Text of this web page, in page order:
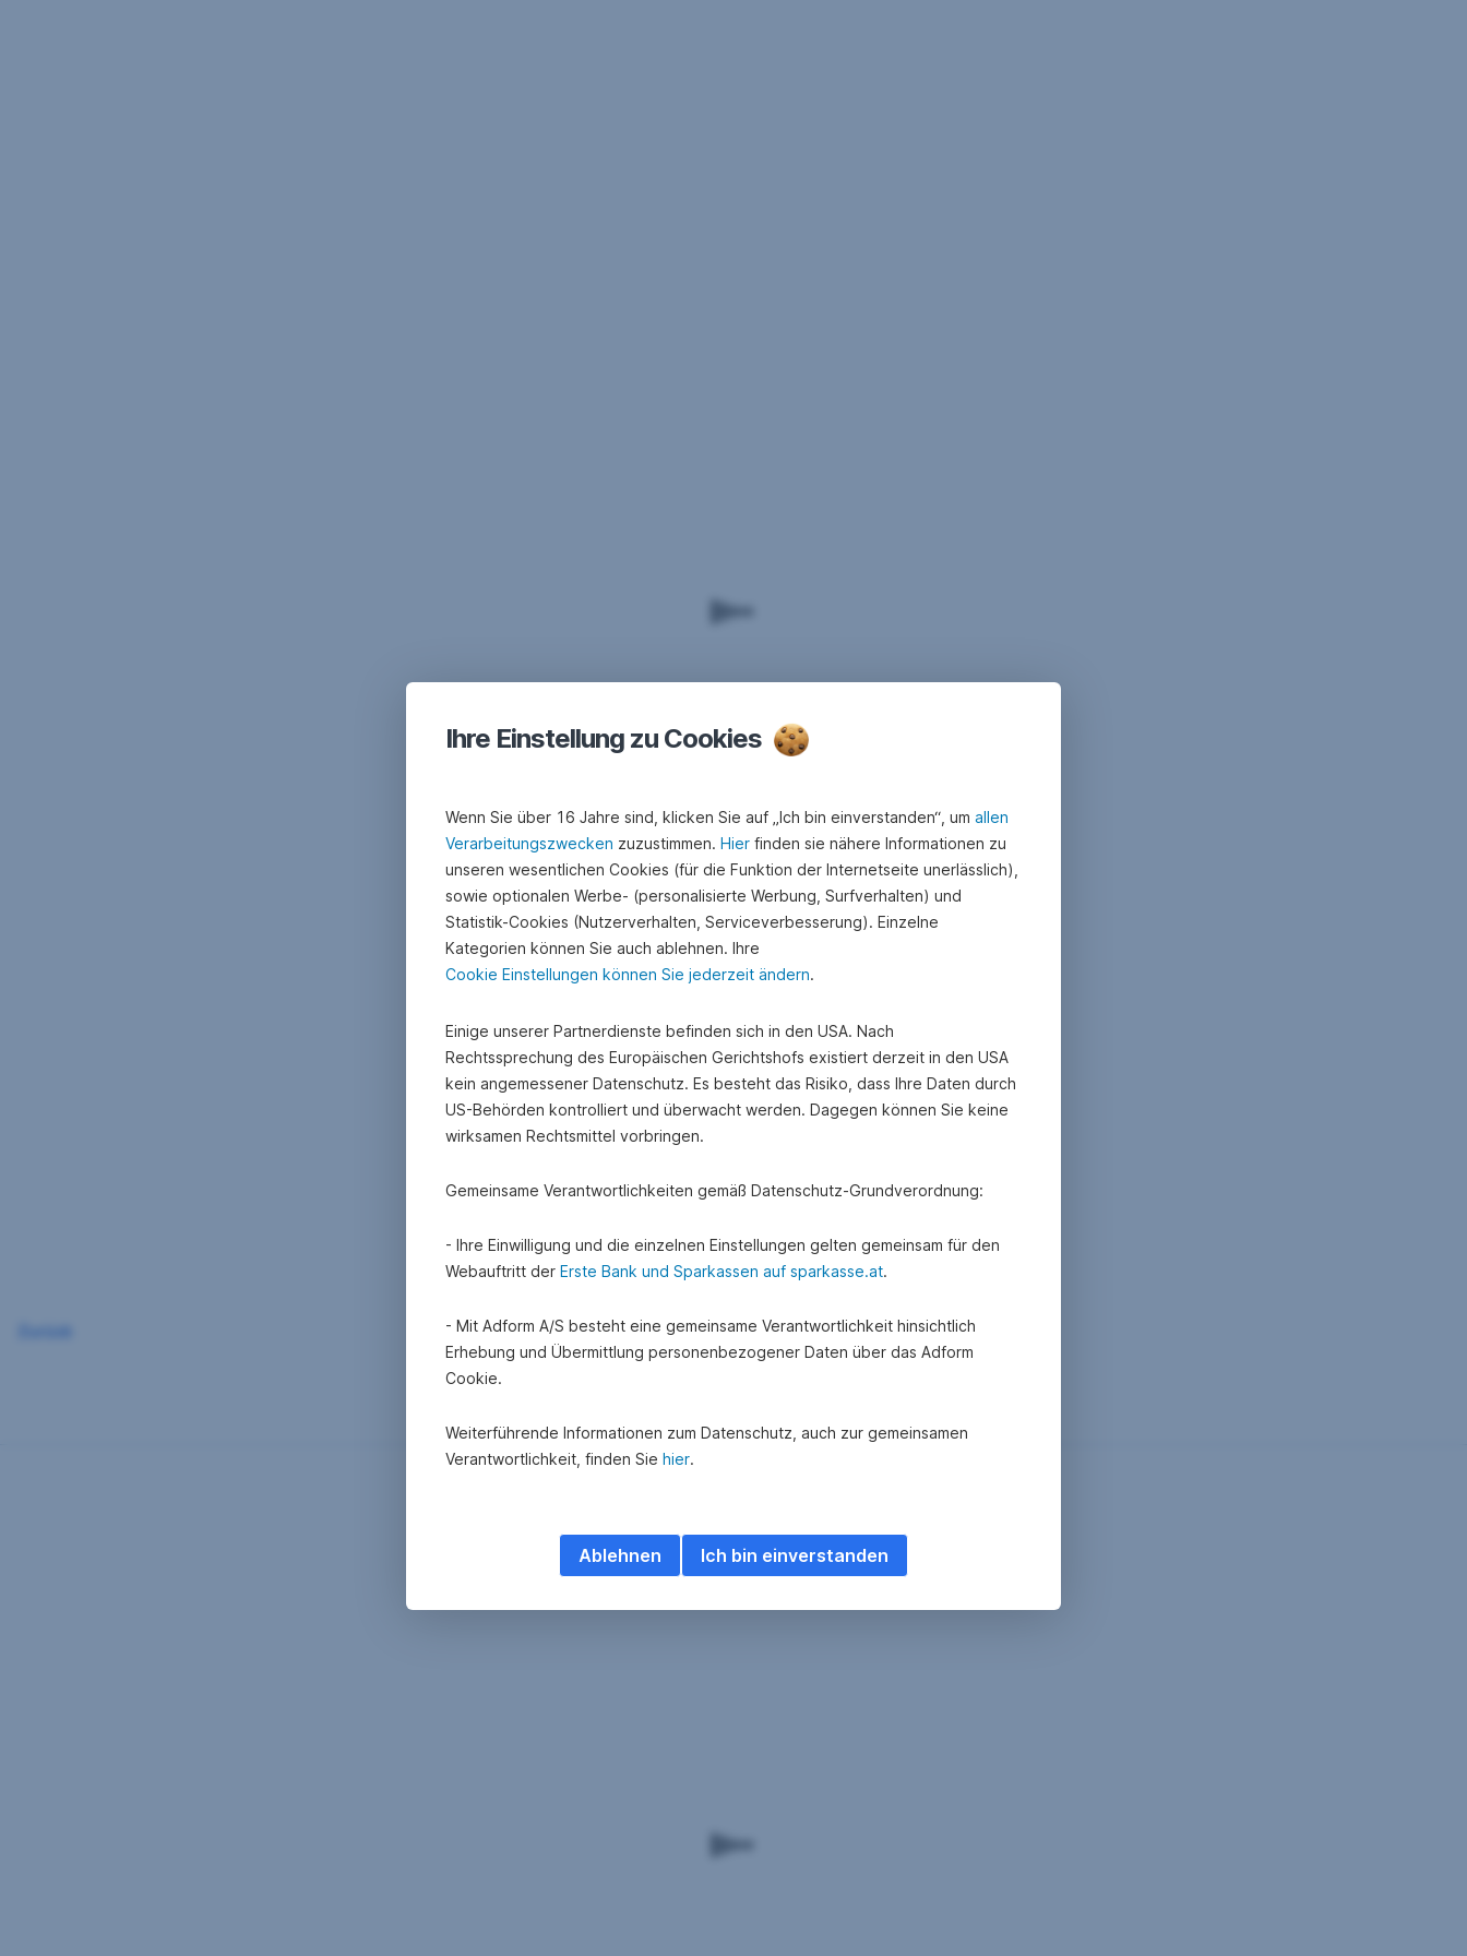
Ihre Einstellung zu Cookies
Wenn Sie über 16 Jahre sind, klicken Sie auf „Ich bin einverstanden“, um allen
Verarbeitungszwecken zuzustimmen. Hier finden sie nähere Informationen zu
unseren wesentlichen Cookies (für die Funktion der Internetseite unerlässlich),
sowie optionalen Werbe- (personalisierte Werbung, Surfverhalten) und
Statistik-Cookies (Nutzerverhalten, Serviceverbesserung). Einzelne
Kategorien können Sie auch ablehnen. Ihre
Cookie Einstellungen können Sie jederzeit ändern.
Einige unserer Partnerdienste befinden sich in den USA. Nach
Rechtssprechung des Europäischen Gerichtshofs existiert derzeit in den USA
kein angemessener Datenschutz. Es besteht das Risiko, dass Ihre Daten durch
US-Behörden kontrolliert und überwacht werden. Dagegen können Sie keine
wirksamen Rechtsmittel vorbringen.
Gemeinsame Verantwortlichkeiten gemäß Datenschutz-Grundverordnung:
- Ihre Einwilligung und die einzelnen Einstellungen gelten gemeinsam für den
Webauftritt der Erste Bank und Sparkassen auf sparkasse.at.
- Mit Adform A/S besteht eine gemeinsame Verantwortlichkeit hinsichtlich
Erhebung und Übermittlung personenbezogener Daten über das Adform
Cookie.
Weiterführende Informationen zum Datenschutz, auch zur gemeinsamen
Verantwortlichkeit, finden Sie hier.
Ich bin einverstanden
Ablehnen